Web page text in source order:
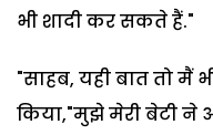
भी शादी कर सकते हैं."
"साहब, यही बात तो मैं
किया,"मुझे मेरी बेटी ने